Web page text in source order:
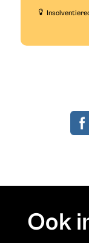
Ook